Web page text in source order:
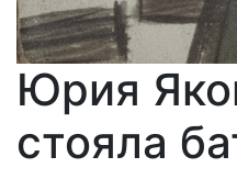
Юрия
стояла